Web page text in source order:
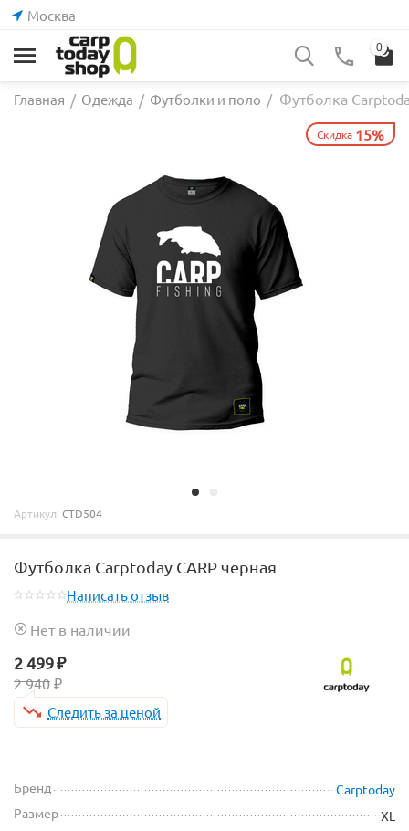
Москва
0
Главная / Одежда / Футболки и поло / Футболка
Скидка 15%
Артикул: CTD504
Футболка Carptoday CARP черная
Написать отзыв
Нет в наличии
2 499₽
2 940 ₽
Следить за ценой
Бренд
Carptoday
Размер
XL